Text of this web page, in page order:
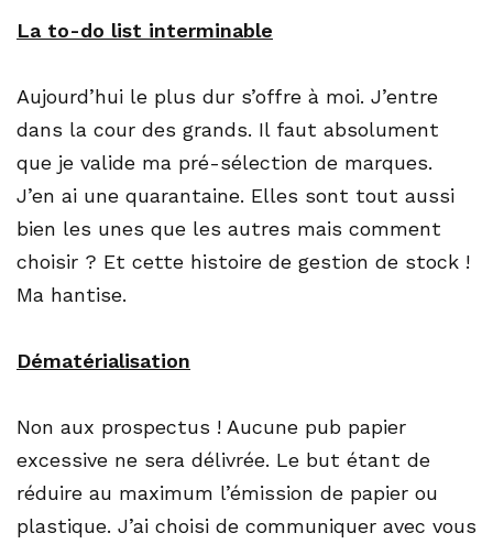
La to-do list interminable
Aujourd’hui le plus dur s’offre à moi. J’entre
dans la cour des grands. Il faut absolument
que je valide ma pré-sélection de marques.
J’en ai une quarantaine. Elles sont tout aussi
bien les unes que les autres mais comment
choisir ? Et cette histoire de gestion de stock !
Ma hantise.
Dématérialisation
Non aux prospectus ! Aucune pub papier
excessive ne sera délivrée. Le but étant de
réduire au maximum l’émission de papier ou
plastique. J’ai choisi de communiquer avec vous